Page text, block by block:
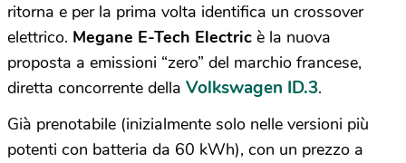
ritorna e per la prima volta identifica un crossover
elettrico. Megane E-Tech Electric è la nuova
proposta a emissioni “zero” del marchio francese,
diretta concorrente della Volkswagen ID.3.
Già prenotabile (inizialmente solo nelle versioni più
potenti con batteria da 60 kWh), con un prezzo a